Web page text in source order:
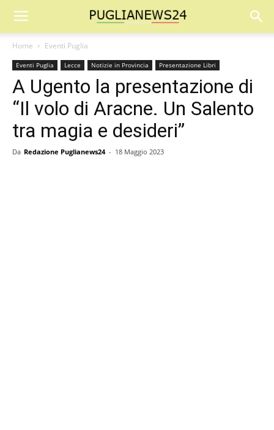
Home Eventi Puglia
Eventi Puglia Lecce Notizie in Provincia Presentazione Libri
A Ugento la presentazione di
“Il volo di Aracne. Un Salento
tra magia e desideri”
Da Redazione Puglianews24 - 18 Maggio 2023